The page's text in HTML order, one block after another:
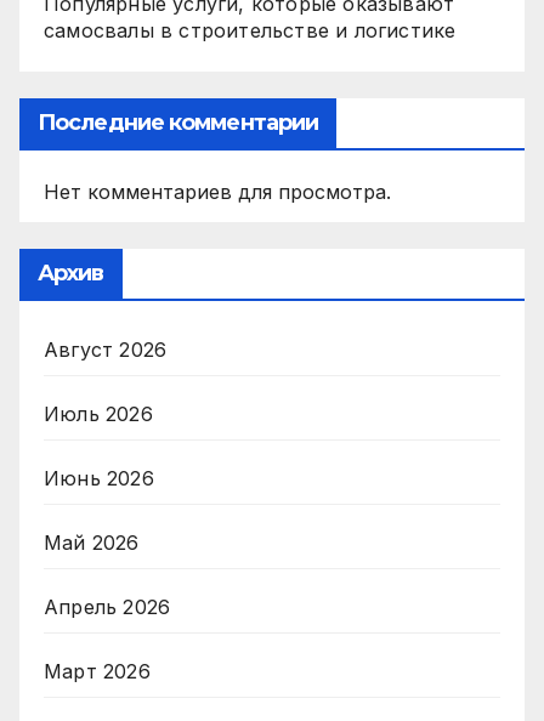
самосвалы в строительстве и логистике
Последние комментарии
Нет комментариев для просмотра.
Архив
Август 2026
Июль 2026
Июнь 2026
Май 2026
Апрель 2026
Март 2026